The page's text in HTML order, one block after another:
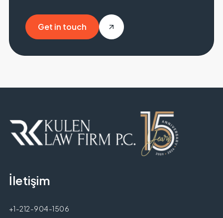
Get in touch
Get in touch
İletişim
+1-212-904-1506